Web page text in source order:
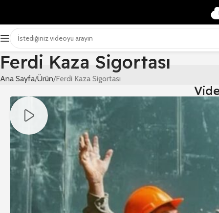
Ferdi Kaza Sigortası
Ana Sayfa Ürün Ferdi Kaza Sigortası